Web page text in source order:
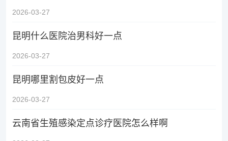
2026-03-27
昆明什么医院治男科好一点
2026-03-27
昆明哪里割包皮好一点
2026-03-27
云南省生殖感染定点诊疗医院怎么样啊